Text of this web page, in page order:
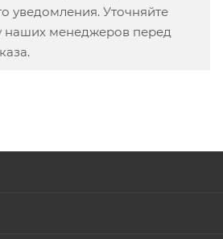
уведомления. Уточняйте
наших менеджеров перед